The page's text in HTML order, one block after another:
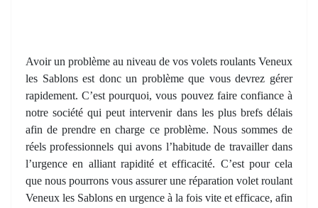
Avoir un problème au niveau de vos volets roulants Veneux
les Sablons est donc un problème que vous devrez gérer
rapidement. C’est pourquoi, vous pouvez faire confiance à
notre société qui peut intervenir dans les plus brefs délais
afin de prendre en charge ce problème. Nous sommes de
réels professionnels qui avons l’habitude de travailler dans
l’urgence en alliant rapidité et efficacité. C’est pour cela
que nous pourrons vous assurer une réparation volet roulant
Veneux les Sablons en urgence à la fois vite et efficace, afin